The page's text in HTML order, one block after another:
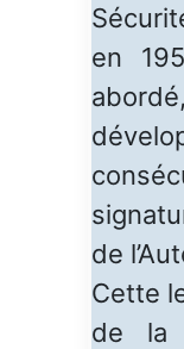
en
de
Cette
de la